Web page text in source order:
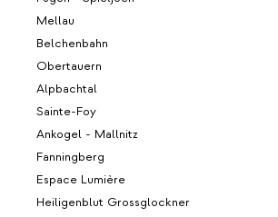
Mellau
Belchenbahn
Obertauern
Alpbachtal
Sainte-Foy
Ankogel - Mallnitz
Fanningberg
Espace Lumière
Heiligenblut Grossglockner